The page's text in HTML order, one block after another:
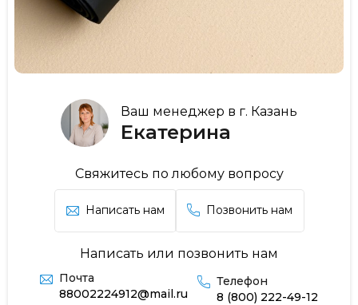
Ваш менеджер в г. Казань
Екатерина
Свяжитесь по любому вопросу
Написать нам Позвонить нам
Написать или позвонить нам
Почта
88002224912@mail.ru
Телефон
8 (800) 222-49-12